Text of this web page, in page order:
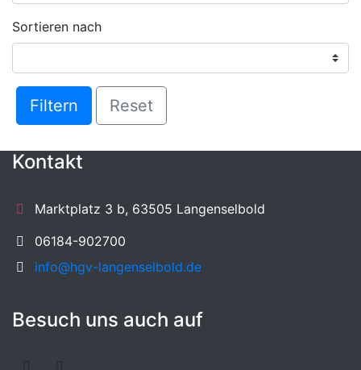
Sortieren nach
Filtern Reset
Kontakt
Marktplatz 3 b, 63505 Langenselbold
06184-902700
info@hgv-langenselbold.de
Besuch uns auch auf